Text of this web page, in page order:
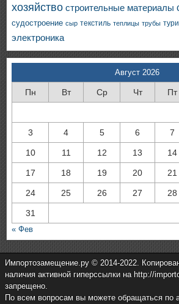
хозяйство строительные материалы
судостроение сыр текстиль теплицы трубы
электроника
Август 2026
Пн Вт Ср Чт Пт
3 4 5 6 7
10 11 12 13 14
17 18 19 20 21
24 25 26 27 28
31
« Фев
Импортозамещение.ру © 2014-2022.
наличия активной гиперссылки на http://
запрещено.
По всем вопросам вы можете обращаться по